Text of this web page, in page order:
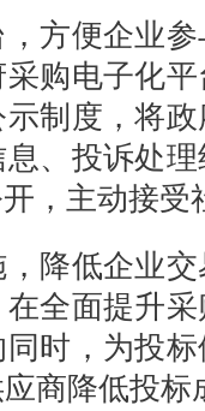
方便企业
购电子化
制度，将
、投诉处
，主动接受
降低企业
全面提升
时，为投
商降低投标